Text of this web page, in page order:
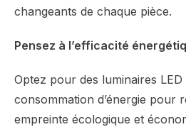
changeants de chaque pièce.
Pensez à l’efficacité
Optez pour des luminaires
consommation d’énergie pour
empreinte écologique et